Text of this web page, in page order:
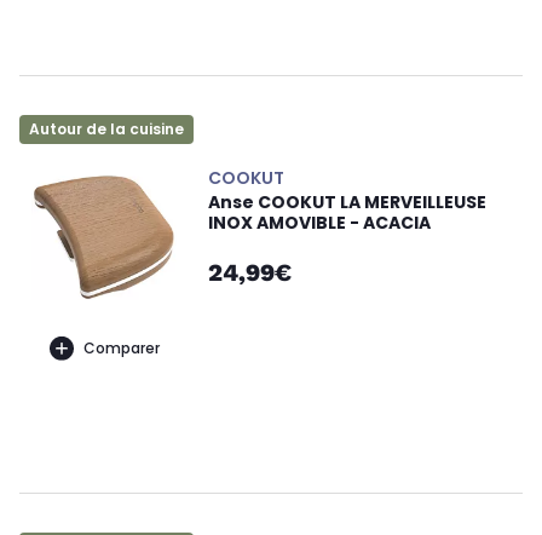
Autour de la cuisine
Comparer
COOKUT
Anse COOKUT LA MERVEILLEUSE
INOX AMOVIBLE - ACACIA
24,99€